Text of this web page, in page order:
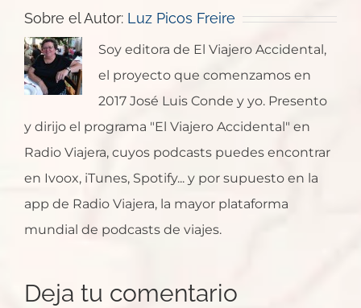
Sobre el Autor: Luz Picos Freire
Soy editora de El Viajero Accidental,
el proyecto que comenzamos en
2017 José Luis Conde y yo. Presento
y dirijo el programa "El Viajero Accidental" en
Radio Viajera, cuyos podcasts puedes encontrar
en Ivoox, iTunes, Spotify... y por supuesto en la
app de Radio Viajera, la mayor plataforma
mundial de podcasts de viajes.
Deja tu comentario